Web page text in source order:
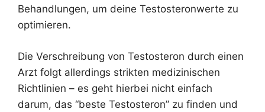
Behandlungen, um deine Testosteronwerte zu
optimieren.
Die Verschreibung von Testosteron durch einen
Arzt folgt allerdings strikten medizinischen
Richtlinien – es geht hierbei nicht einfach
darum, das “beste Testosteron” zu finden und